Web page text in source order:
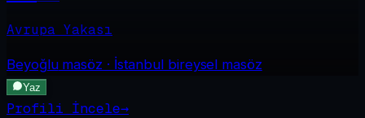
Avrupa Yakası
Beyoğlumasöz · İstanbul bireysel masöz
Yaz
Profili İncele→